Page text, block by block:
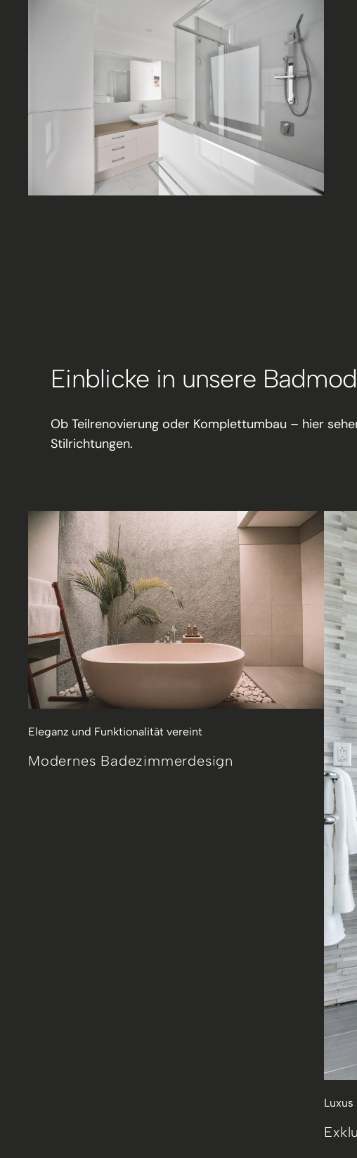
Einblicke in unsere
Ob Teilrenovierung oder Komplettumbau – hier
Stilrichtungen.
Eleganz und Funktionalität vereint
Modernes Badezimmerdesign